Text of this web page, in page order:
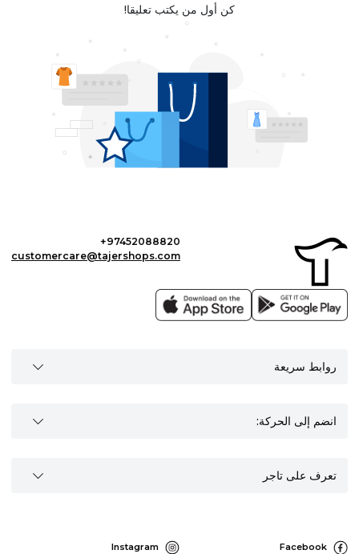
كن أول من يكتب تعليقا!
+97452088820
customercare@tajershops.com
روابط سريعة
انضم إلى الحركة:
تعرف على تاجر
Facebook
Instagram